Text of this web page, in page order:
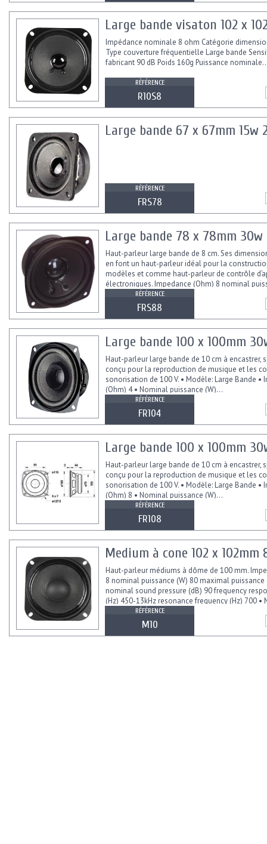
Large bande visaton 102 x
Impédance nominale 8 ohm Catégorie
Type couverture fréquentielle Large bande
fabricant 90 dB Poids 160g Puissance
RÉFÉRENCE
R10S8
Large bande 67 x 67mm
RÉFÉRENCE
FRS78
Large bande 78 x 78mm
Haut-parleur large bande de 8 cm. Ses
en font un haut-parleur idéal pour la
modèles et comme haut-parleur de contrôle
électroniques. Impedance (Ohm) 8 nominal
maximal puissance...
RÉFÉRENCE
FRS88
Large bande 100 x 100mm
Haut-parleur large bande de 10 cm à encastrer,
conçu pour la reproduction de musique et les
sonorisation de 100 V. • Modèle: Large Bande •
(Ohm) 4 • Nominal puissance (W)...
RÉFÉRENCE
FR104
Large bande 100 x 100mm
Haut-parleur large bande de 10 cm à encastrer,
conçu pour la reproduction de musique et les
sonorisation de 100 V. • Modèle: Large Bande •
(Ohm) 8 • Nominal puissance (W)...
RÉFÉRENCE
FR108
Medium à cone 102 x
Haut-parleur médiums à dôme de 100 mm.
8 nominal puissance (W) 80 maximal puissance
nominal sound pressure (dB) 90 frequency
(Hz) 450-13kHz resonance frequency (Hz) 700 •
Midrange • Impédance:...
RÉFÉRENCE
M10